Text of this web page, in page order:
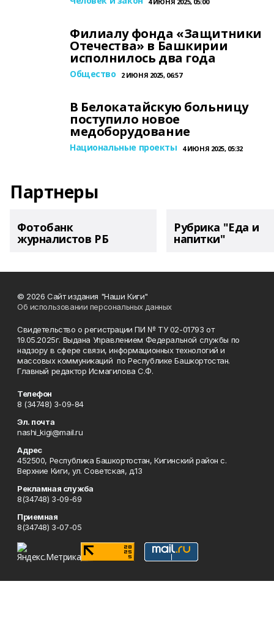
Филиалу фонда «Защитники
Отечества» в Башкирии
исполнилось два года
Общество 2 ИЮНЯ 2025, 06:57
В Белокатайскую больницу
поступило новое
медоборудование
Национальные проекты 4 ИЮНЯ 2025, 05:32
Партнеры
Фотобанк
журналистов РБ
Рубрика "Еда и
напитки"
© 2026 Сайт издания "Наши Киги"
Об использовании персональных данных
Свидетельство о регистрации ПИ № ТУ 02-01793 от
19.05.2025г. Выдана Управлением Федеральной службы по
надзору в сфере связи, информационных технологий и
массовых коммуникаций по Республике Башкортостан.
Главный редактор Исмагилова С.Ф.
Телефон
8 (34748) 3-09-84
Эл. почта
nashi_kigi@mail.ru
Адрес
452500, Республика Башкортостан, Кигинский район с.
Верхние Киги, ул. Советская, д.13
Рекламная служба
8(34748) 3-09-69
Приемная
8(34748) 3-07-05